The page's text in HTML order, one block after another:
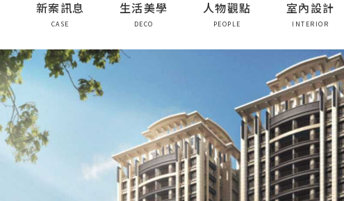
新案訊息
CASE
生活美學
DECO
人物觀點
PEOPLE
室內設計
INTERIOR